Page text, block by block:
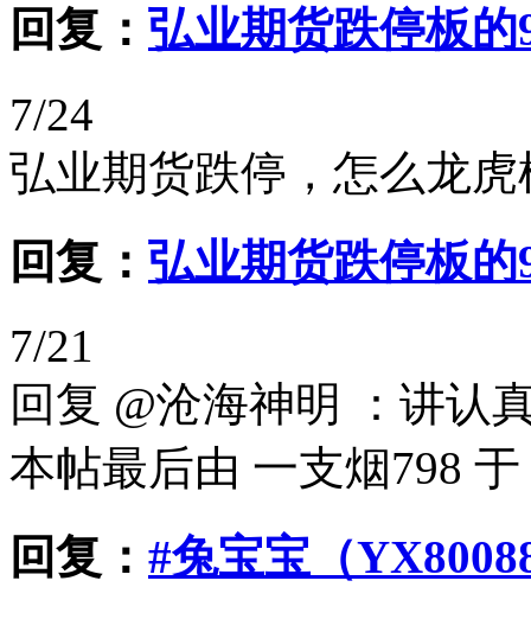
回复： 弘业期货跌停板的
7/24
弘业期货跌停，怎么龙
回复： 弘业期货跌停板的
7/21
回复 @沧海神明 ：讲认
本帖最后由 一支烟798
回复： #兔宝宝（